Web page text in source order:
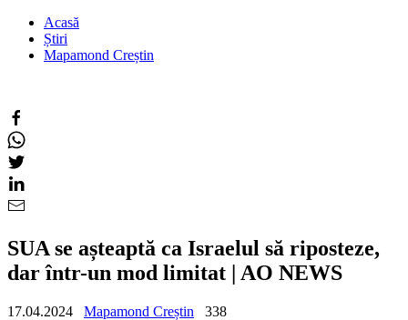
Acasă
Știri
Mapamond Creștin
SUA se așteaptă ca Israelul să riposteze,
dar într-un mod limitat | AO NEWS
17.04.2024 Mapamond Creștin
338